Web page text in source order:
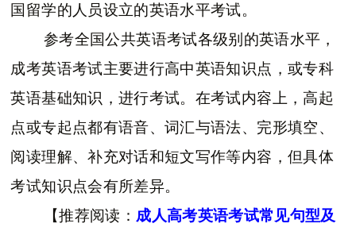
国留学的人员设立的英语水平考试。
参考全国公共英语考试各级别的英语水平，
成考英语考试主要进行高中英语知识点，或专科
英语基础知识，进行考试。在考试内容上，高起
点或专起点都有语音、词汇与语法、完形填空、
阅读理解、补充对话和短文写作等内容，但具体
考试知识点会有所差异。
【推荐阅读： 成人高考英语考试常见句型及